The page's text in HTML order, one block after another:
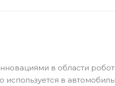
в области
в